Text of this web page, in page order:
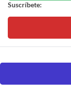
Suscríbete: